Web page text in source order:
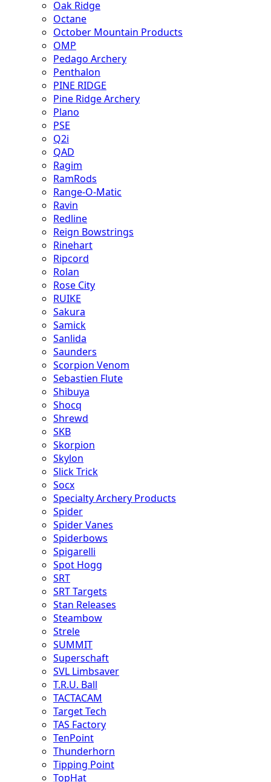
Oak Ridge
Octane
October Mountain Products
OMP
Pedago Archery
Penthalon
PINE RIDGE
Pine Ridge Archery
Plano
PSE
Q2i
QAD
Ragim
RamRods
Range-O-Matic
Ravin
Redline
Reign Bowstrings
Rinehart
Ripcord
Rolan
Rose City
RUIKE
Sakura
Samick
Sanlida
Saunders
Scorpion Venom
Sebastien Flute
Shibuya
Shocq
Shrewd
SKB
Skorpion
Skylon
Slick Trick
Socx
Specialty Archery Products
Spider
Spider Vanes
Spiderbows
Spigarelli
Spot Hogg
SRT
SRT Targets
Stan Releases
Steambow
Strele
SUMMIT
Superschaft
SVL Limbsaver
T.R.U. Ball
TACTACAM
Target Tech
TAS Factory
TenPoint
Thunderhorn
Tipping Point
TopHat